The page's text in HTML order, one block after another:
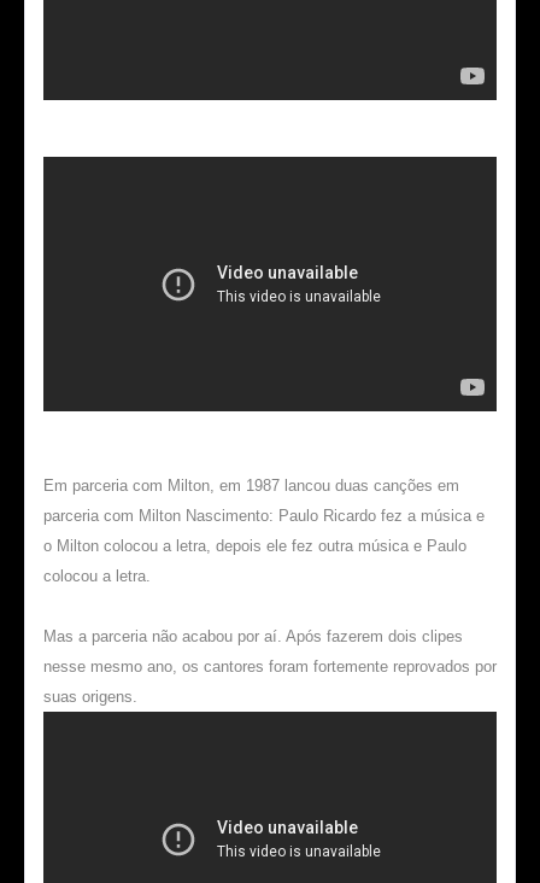
Em parceria com Milton, em 1987 lancou duas canções em
parceria com Milton Nascimento: Paulo Ricardo fez a música e
o Milton colocou a letra, depois ele fez outra música e Paulo
colocou a letra.
Mas a parceria não acabou por aí. Após fazerem dois clipes
nesse mesmo ano, os cantores foram fortemente reprovados por
suas origens.